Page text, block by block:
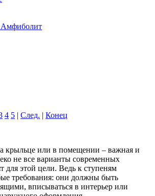
Амфиболит
4 5 | След. | Конец
крыльце или в помещении – важная и
не все варианты современных
для этой цели. Ведь к ступеням
требования: они должны быть
вписываться в интерьер или